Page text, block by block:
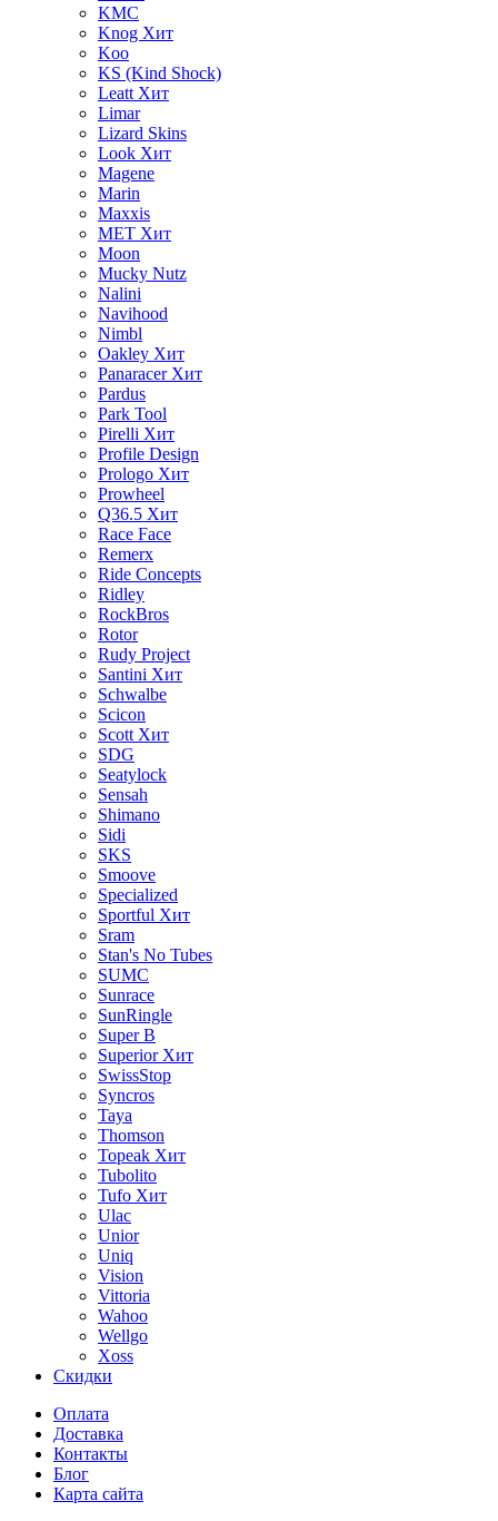
KMC
Knog Хит
Koo
KS (Kind Shock)
Leatt Хит
Limar
Lizard Skins
Look Хит
Magene
Marin
Maxxis
MET Хит
Moon
Mucky Nutz
Nalini
Navihood
Nimbl
Oakley Хит
Panaracer Хит
Pardus
Park Tool
Pirelli Хит
Profile Design
Prologo Хит
Prowheel
Q36.5 Хит
Race Face
Remerx
Ride Concepts
Ridley
RockBros
Rotor
Rudy Project
Santini Хит
Schwalbe
Scicon
Scott Хит
SDG
Seatylock
Sensah
Shimano
Sidi
SKS
Smoove
Specialized
Sportful Хит
Sram
Stan's No Tubes
SUMC
Sunrace
SunRingle
Super B
Superior Хит
SwissStop
Syncros
Taya
Thomson
Topeak Хит
Tubolito
Tufo Хит
Ulac
Unior
Uniq
Vision
Vittoria
Wahoo
Wellgo
Xoss
Скидки
Оплата
Доставка
Контакты
Блог
Карта сайта